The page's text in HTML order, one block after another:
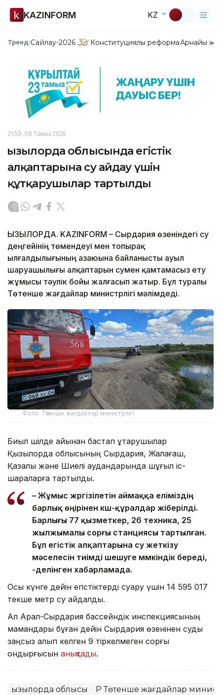
KAZINFORM KZ
Тренд:Сайлау-2026 Конституциялық реформаАрнайы
21:59, 06 Тамыз 2025
Қызылорда облысында егістік
алқаптарына су айдау үшін
құтқарушылар тартылды
ҚЫЗЫЛОРДА. KAZINFORM – Сырдария өзеніндегі су
деңгейінің төмендеуі мен топырақ
ылғалдылығының азаюына байланысты ауыл
шаруашылығы алқаптарын сумен қамтамасыз ету
жұмысы тәулік бойы жалғасып жатыр. Бұл туралы
Төтенше жағдайлар министрлігі мәлімдеді.
Фото: Төтенше жағдайлар министрлігі
Биыл шілде айынан бастап құтқарушылар
Қызылорда облысының Сырдария, Жалағаш,
Қазалы және Шиелі аудандарында шұғыл іс-
шараларға тартылды.
– Жұмыс жүргізілетін аймаққа еліміздің
барлық өңірінен күш-құралдар жіберілді.
Барлығы 77 қызметкер, 26 техника, 25
жылжымалы сорғы станциясы тартылған.
Бұл егістік алқаптарына су жеткізу
мәселесін тиімді шешуге мүмкіндік береді,
-делінген хабарламада.
Осы күнге дейін егістіктерді суару үшін 14 595 017
текше метр су айдалды.
Ал Арал-Сырдария бассейндік инспекциясының
мамандары бұған дейін Сырдария өзенінен суды
заңсыз алып келген 9 тіркелмеген сорғы
қондырғысын анықтады.
Қызылорда облысы ҚР Төтенше жағдайлар